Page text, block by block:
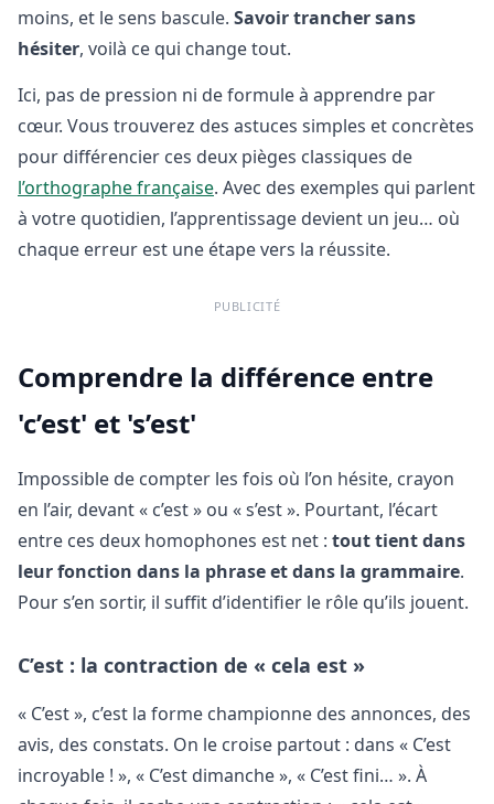
moins, et le sens bascule. Savoir trancher sans
hésiter, voilà ce qui change tout.
Ici, pas de pression ni de formule à apprendre par
cœur. Vous trouverez des astuces simples et concrètes
pour différencier ces deux pièges classiques de
l’orthographe française. Avec des exemples qui parlent
à votre quotidien, l’apprentissage devient un jeu… où
chaque erreur est une étape vers la réussite.
PUBLICITÉ
Comprendre la différence entre
'c’est' et 's’est'
Impossible de compter les fois où l’on hésite, crayon
en l’air, devant « c’est » ou « s’est ». Pourtant, l’écart
entre ces deux homophones est net : tout tient dans
leur fonction dans la phrase et dans la grammaire.
Pour s’en sortir, il suffit d’identifier le rôle qu’ils jouent.
C’est : la contraction de « cela est »
« C’est », c’est la forme championne des annonces, des
avis, des constats. On le croise partout : dans « C’est
incroyable ! », « C’est dimanche », « C’est fini… ». À